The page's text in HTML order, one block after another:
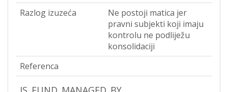
Razlog izuzeća
Ne postoji matica jer
pravni subjekti koji imaju
kontrolu ne podliježu
konsolidaciji
Referenca